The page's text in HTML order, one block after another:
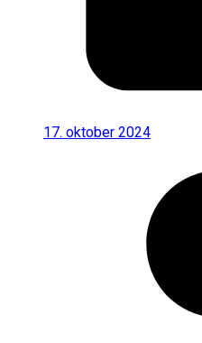
17. oktober 2024